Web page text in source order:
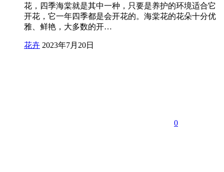
花，四季海棠就是其中一种，只要是养护的环境适合它
开花，它一年四季都是会开花的。海棠花的花朵十分优
雅、鲜艳，大多数的开…
花卉 2023年7月20日
0